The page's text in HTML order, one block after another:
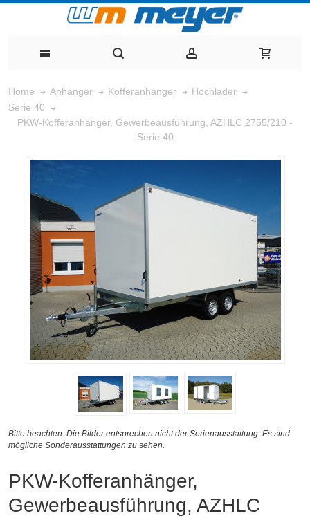
Home Anhänger Kofferanhänger
Hochlader
Serie 40
PKW-Kofferanhänger, Gewerbeausführung, AZHLC 2755/210 -
Serie 40
Bitte beachten: Die Bilder entsprechen nicht der Serienausstattung. Es sind
mögliche Sonderausstattungen zu sehen.
PKW-Kofferanhänger,
Gewerbeausführung, AZHLC